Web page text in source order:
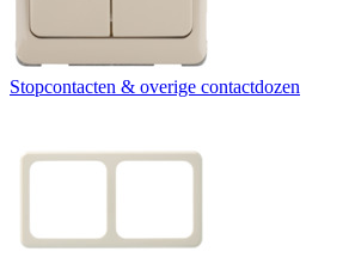
Stopcontacten & overige contactdozen